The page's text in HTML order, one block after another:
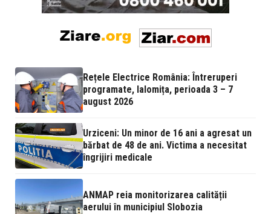
Rețele Electrice România: Întreruperi
programate, Ialomița, perioada 3 – 7
august 2026
Urziceni: Un minor de 16 ani a agresat un
bărbat de 48 de ani. Victima a necesitat
îngrijiri medicale
ANMAP reia monitorizarea calității
aerului în municipiul Slobozia